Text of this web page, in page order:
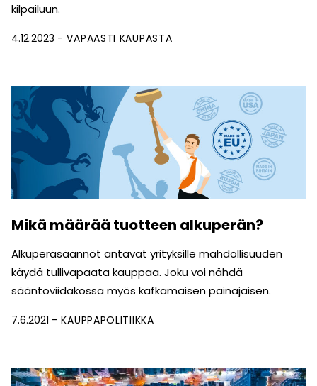
kilpailuun.
4.12.2023 VAPAASTI KAUPASTA
Mikä määrää tuotteen alkuperän?
Alkuperäsäännöt antavat yrityksille mahdollisuuden
käydä tullivapaata kauppaa. Joku voi nähdä
sääntöviidakossa myös kafkamaisen painajaisen.
7.6.2021 KAUPPAPOLITIIKKA